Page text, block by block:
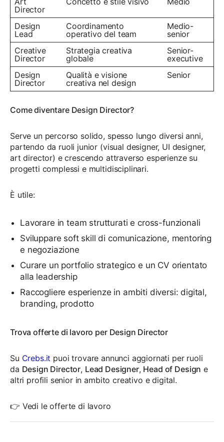
Director
Design
Lead
Coordinamento
operativo del team
Medio-
senior
Creative
Director
Strategia creativa
globale
Senior-
executive
Design
Director
Qualità e visione
creativa nel design
Senior
Come diventare Design Director?
Serve un percorso solido, spesso lungo diversi anni,
partendo da ruoli junior (visual designer, UI designer,
art director) e crescendo attraverso esperienze su
progetti complessi e multidisciplinari.
È utile:
Lavorare in team strutturati e cross-funzionali
Sviluppare soft skill di comunicazione, mentoring
e negoziazione
Curare un portfolio strategico e un CV orientato
alla leadership
Raccogliere esperienze in ambiti diversi: digital,
branding, prodotto
Trova offerte di lavoro per Design Director
Su Crebs.it puoi trovare annunci aggiornati per ruoli
da Design Director, Lead Designer, Head of Design e
altri profili senior in ambito creativo e digital.
👉 Vedi le offerte di lavoro